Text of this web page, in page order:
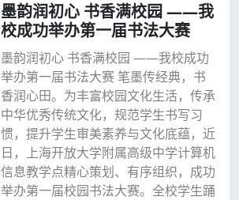
墨韵润初心 书香满校园 ——我
校成功举办第一届书法大赛
墨韵润初心 书香满校园 ——我校成功
举办第一届书法大赛 笔墨传经典，书
香润心田。为丰富校园文化生活，传承
中华优秀传统文化，规范学生书写习
惯，提升学生审美素养与文化底蕴，近
日，上海开放大学附属高级中学计算机
信息教学点精心策划、有序组织，成功
举办第一届校园书法大赛。全校学生踊